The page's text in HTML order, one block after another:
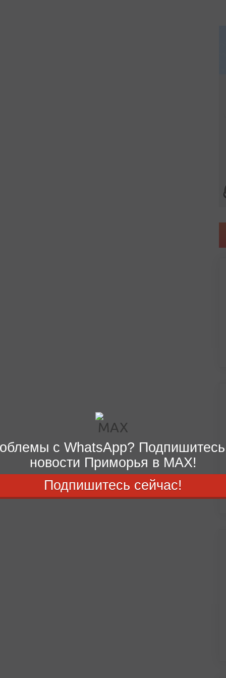
с WhatsApp?
новости Приморья в MAX!
Подпишитесь сейчас!